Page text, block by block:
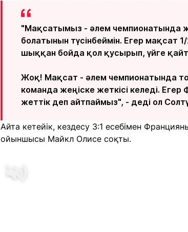
"Мақсатымыз - әлем чемпионатында
болатынын түсінбеймін. Егер мақсат
шыққан бойда қол қусырып, үйге
Жоқ! Мақсат - әлем чемпионатында
команда жеңіске жеткісі келеді.
жеттік деп айтпаймыз", - деді ол
Айта кетейік, кездесу 3:1 есебімен
ойыншысы Майкл Олисе соқты.